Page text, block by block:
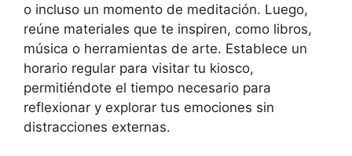
o incluso un momento de meditación. Luego,
reúne materiales que te inspiren, como libros,
música o herramientas de arte. Establece un
horario regular para visitar tu kiosco,
permitiéndote el tiempo necesario para
reflexionar y explorar tus emociones sin
distracciones externas.